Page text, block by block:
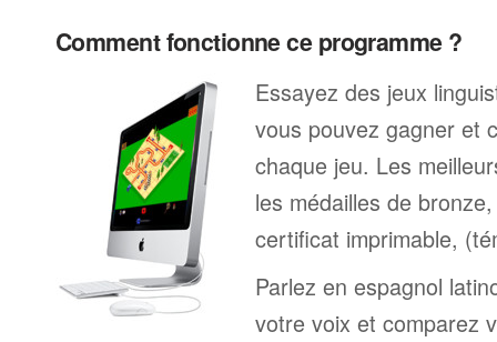
Comment fonctionne ce programme ?
Essayez des jeux
vous pouvez gagner et
chaque jeu. Les
les médailles de
certificat imprimable,
Parlez en espagnol
votre voix et comparez